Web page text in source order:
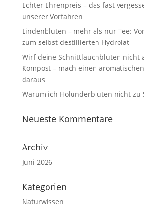
Echter Ehrenpreis – das fast
unserer Vorfahren
Lindenblüten – mehr als nur Tee:
zum selbst destillierten Hydrolat
Wirf deine Schnittlauchblüten nicht
Kompost – mach einen
daraus
Warum ich Holunderblüten nicht zu
Neueste Kommentare
Archiv
Juni 2026
Kategorien
Naturwissen